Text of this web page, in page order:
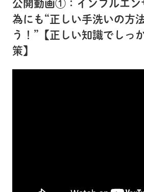
公開動画①：インフルエン
為にも“正しい手洗いの方
う！”【正しい知識でしっ
策】